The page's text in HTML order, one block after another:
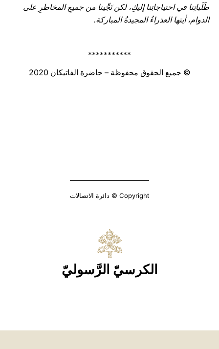
طَلَباتِنا في احتياجاتِنا إليكِ، لكن نَجِّينا من جميعِ المخاطرِ على
الدوام، أيتها العذراءُ المجيدةُ المباركة.
***********
© جميع الحقوق محفوظة – حاضرة الفاتيكان 2020
Copyright © دائرة الاتصالات
الكرسيّ الرَّسوليّ